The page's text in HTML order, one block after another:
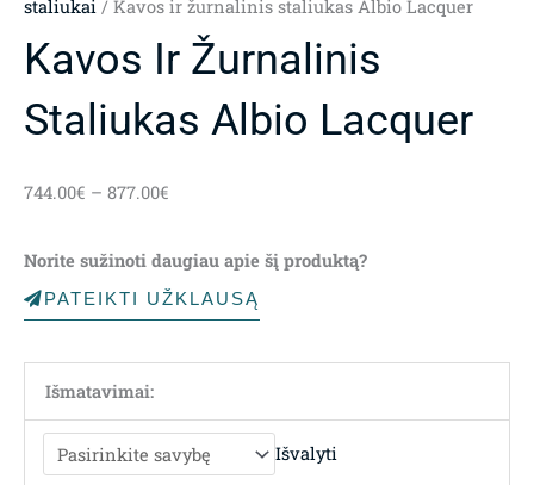
staliukai / Kavos ir žurnalinis staliukas Albio Lacquer
Kavos Ir Žurnalinis
Staliukas Albio Lacquer
744.00€ – 877.00€
through
877.00€
Norite sužinoti daugiau apie šį produktą?
PATEIKTI UŽKLAUSĄ
Išmatavimai:
Išvalyti